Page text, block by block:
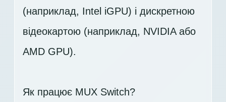
(наприклад, Intel iGPU) і дискретною
відеокартою (наприклад, NVIDIA або
AMD GPU).
Як працює MUX Switch?